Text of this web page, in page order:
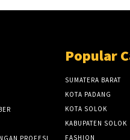
PROFESI
Popular
SUMATERA BARAT
KOTA PADANG
KOTA SOLOK
KABUPATEN SOLOK
FASHION